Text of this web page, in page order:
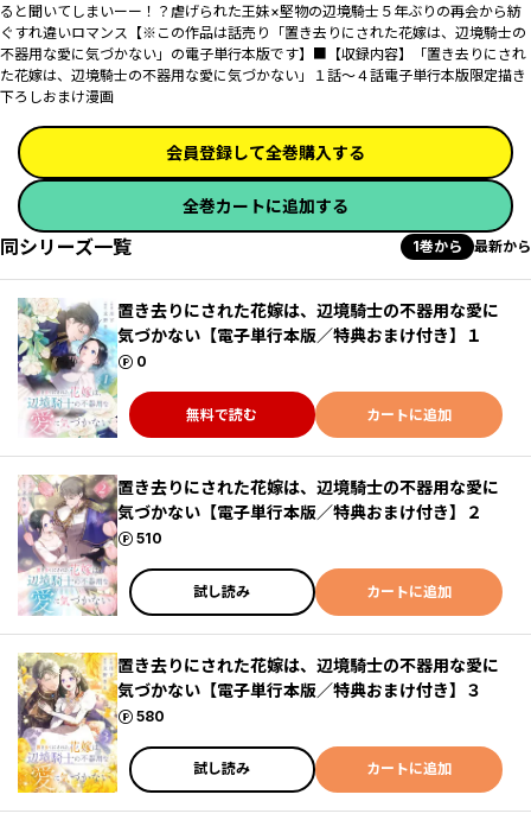
ると聞いてしまいーー！？虐げられた王妹×堅物の辺境騎士５年ぶりの再会から紡
ぐすれ違いロマンス【※この作品は話売り「置き去りにされた花嫁は、辺境騎士の
不器用な愛に気づかない」の電子単行本版です】■【収録内容】「置き去りにされ
た花嫁は、辺境騎士の不器用な愛に気づかない」１話～４話電子単行本版限定描き
下ろしおまけ漫画
会員登録して全巻購入する
全巻カートに追加する
同シリーズ一覧 1巻から 最新から
置き去りにされた花嫁は、辺境騎士の不器用な愛に
気づかない【電子単行本版／特典おまけ付き】１
0
ポイント
無料で読む カートに追加
置き去りにされた花嫁は、辺境騎士の不器用な愛に
気づかない【電子単行本版／特典おまけ付き】２
510
ポイント
試し読み カートに追加
置き去りにされた花嫁は、辺境騎士の不器用な愛に
気づかない【電子単行本版／特典おまけ付き】３
580
ポイント
試し読み カートに追加